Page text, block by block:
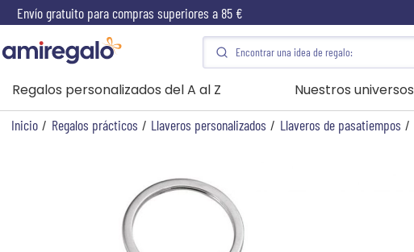
Envío gratuito para compras superiores a 85 €
Regalos personalizados del A al Z Nuestros universos
Inicio / Regalos prácticos / Llaveros personalizados / Llaveros de pasatiempos /